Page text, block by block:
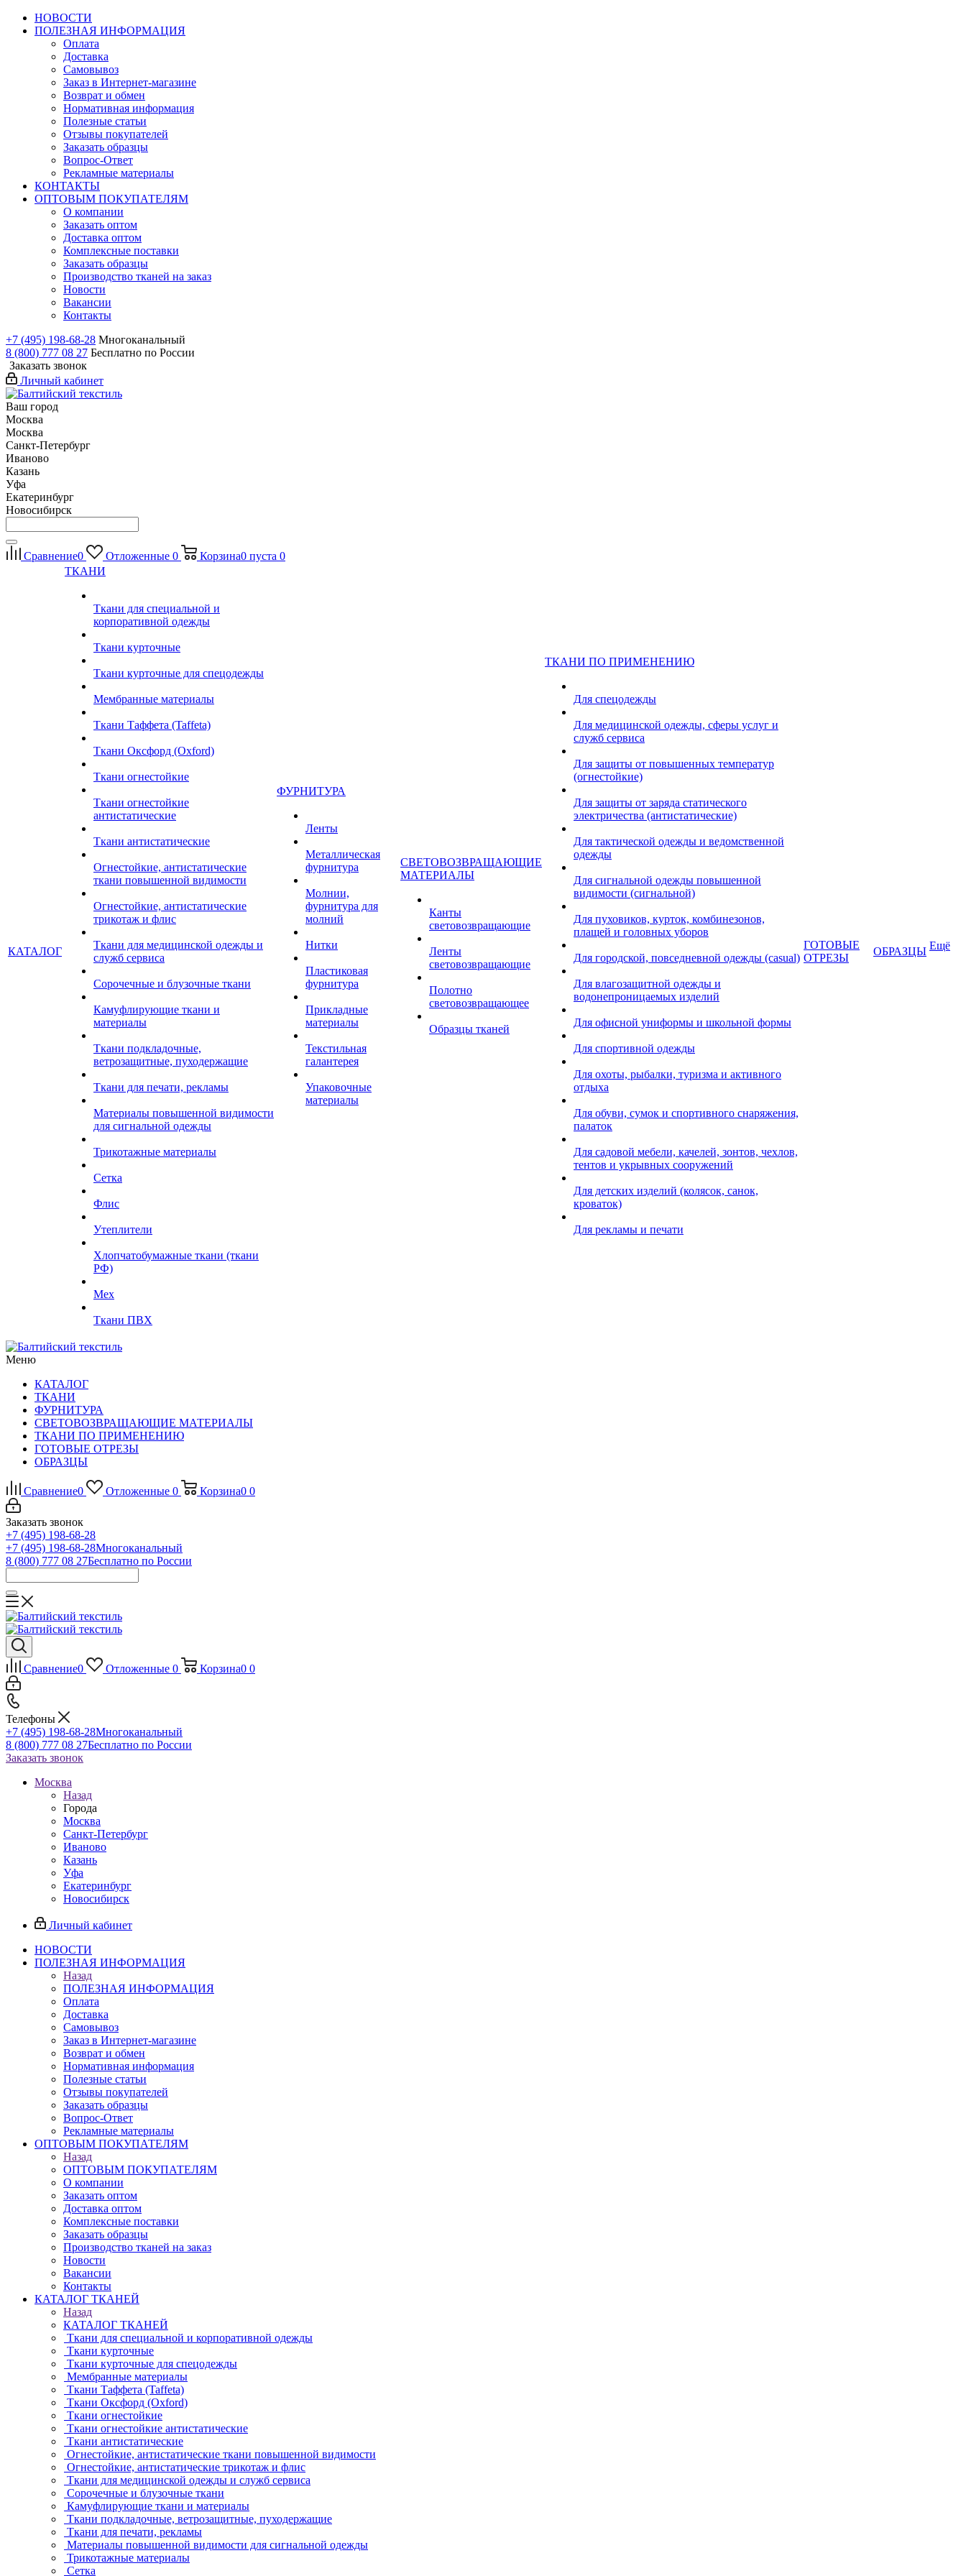
НОВОСТИ
ПОЛЕЗНАЯ ИНФОРМАЦИЯ
Оплата
Доставка
Самовывоз
Заказ в Интернет-магазине
Возврат и обмен
Нормативная информация
Полезные статьи
Отзывы покупателей
Заказать образцы
Вопрос-Ответ
Рекламные материалы
КОНТАКТЫ
ОПТОВЫМ ПОКУПАТЕЛЯМ
О компании
Заказать оптом
Доставка оптом
Комплексные поставки
Заказать образцы
Производство тканей на заказ
Новости
Вакансии
Контакты
+7 (495) 198-68-28 Многоканальный
8 (800) 777 08 27 Бесплатно по России
Заказать звонок
Личный кабинет
Ваш город
Москва
Москва
Санкт-Петербург
Иваново
Казань
Уфа
Екатеринбург
Новосибирск
Сравнение0 Отложенные 0 Корзина0 пуста 0
КАТАЛОГ
ТКАНИ
Ткани для специальной и
корпоративной одежды
Ткани курточные
Ткани курточные для спецодежды
Мембранные материалы
Ткани Таффета (Taffeta)
Ткани Оксфорд (Oxford)
Ткани огнестойкие
Ткани огнестойкие
антистатические
Ткани антистатические
Огнестойкие, антистатические
ткани повышенной видимости
Огнестойкие, антистатические
трикотаж и флис
Ткани для медицинской одежды и
служб сервиса
Сорочечные и блузочные ткани
Камуфлирующие ткани и
материалы
Ткани подкладочные,
ветрозащитные, пуходержащие
Ткани для печати, рекламы
Материалы повышенной видимости
для сигнальной одежды
Трикотажные материалы
Сетка
Флис
Утеплители
Хлопчатобумажные ткани (ткани
РФ)
Мех
Ткани ПВХ
ФУРНИТУРА
Ленты
Металлическая
фурнитура
Молнии,
фурнитура для
молний
Нитки
Пластиковая
фурнитура
Прикладные
материалы
Текстильная
галантерея
Упаковочные
материалы
СВЕТОВОЗВРАЩАЮЩИЕ
МАТЕРИАЛЫ
Канты
световозвращающие
Ленты
световозвращающие
Полотно
световозвращающее
Образцы тканей
ТКАНИ ПО ПРИМЕНЕНИЮ
Для спецодежды
Для медицинской одежды, сферы услуг и
служб сервиса
Для защиты от повышенных температур
(огнестойкие)
Для защиты от заряда статического
электричества (антистатические)
Для тактической одежды и ведомственной
одежды
Для сигнальной одежды повышенной
видимости (сигнальной)
Для пуховиков, курток, комбинезонов,
плащей и головных уборов
Для городской, повседневной одежды (casual)
Для влагозащитной одежды и
водонепроницаемых изделий
Для офисной униформы и школьной формы
Для спортивной одежды
Для охоты, рыбалки, туризма и активного
отдыха
Для обуви, сумок и спортивного снаряжения,
палаток
Для садовой мебели, качелей, зонтов, чехлов,
тентов и укрывных сооружений
Для детских изделий (колясок, санок,
кроваток)
Для рекламы и печати
ГОТОВЫЕ
ОТРЕЗЫ
ОБРАЗЦЫ Ещё
Меню
КАТАЛОГ
ТКАНИ
ФУРНИТУРА
СВЕТОВОЗВРАЩАЮЩИЕ МАТЕРИАЛЫ
ТКАНИ ПО ПРИМЕНЕНИЮ
ГОТОВЫЕ ОТРЕЗЫ
ОБРАЗЦЫ
Сравнение0 Отложенные 0 Корзина0 0
Заказать звонок
+7 (495) 198-68-28
+7 (495) 198-68-28Многоканальный
8 (800) 777 08 27Бесплатно по России
Сравнение0 Отложенные 0 Корзина0 0
Телефоны
+7 (495) 198-68-28Многоканальный
8 (800) 777 08 27Бесплатно по России
Заказать звонок
Москва
Назад
Города
Москва
Санкт-Петербург
Иваново
Казань
Уфа
Екатеринбург
Новосибирск
Личный кабинет
НОВОСТИ
ПОЛЕЗНАЯ ИНФОРМАЦИЯ
Назад
ПОЛЕЗНАЯ ИНФОРМАЦИЯ
Оплата
Доставка
Самовывоз
Заказ в Интернет-магазине
Возврат и обмен
Нормативная информация
Полезные статьи
Отзывы покупателей
Заказать образцы
Вопрос-Ответ
Рекламные материалы
ОПТОВЫМ ПОКУПАТЕЛЯМ
Назад
ОПТОВЫМ ПОКУПАТЕЛЯМ
О компании
Заказать оптом
Доставка оптом
Комплексные поставки
Заказать образцы
Производство тканей на заказ
Новости
Вакансии
Контакты
КАТАЛОГ ТКАНЕЙ
Назад
КАТАЛОГ ТКАНЕЙ
Ткани для специальной и корпоративной одежды
Ткани курточные
Ткани курточные для спецодежды
Мембранные материалы
Ткани Таффета (Taffeta)
Ткани Оксфорд (Oxford)
Ткани огнестойкие
Ткани огнестойкие антистатические
Ткани антистатические
Огнестойкие, антистатические ткани повышенной видимости
Огнестойкие, антистатические трикотаж и флис
Ткани для медицинской одежды и служб сервиса
Сорочечные и блузочные ткани
Камуфлирующие ткани и материалы
Ткани подкладочные, ветрозащитные, пуходержащие
Ткани для печати, рекламы
Материалы повышенной видимости для сигнальной одежды
Трикотажные материалы
Сетка